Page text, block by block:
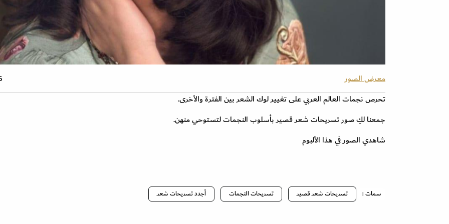
معرض الصور
6
تحرص نجمات العالم العربي على تغيير لوك الشعر بين الفترة والأخرى.
جمعنا لكِ صور تسريحات شعر قصير بأسلوب النجمات لتستوحي منهن.
شاهدي الصور في هذا الألبوم
سمات : تسريحات شعر قصير تسريحات النجمات أجدد تسريحات شعر